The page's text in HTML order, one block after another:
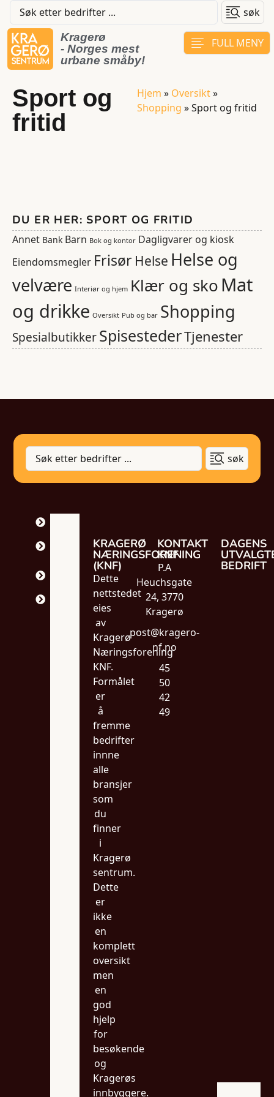
søk
Kragerø
- Norges mest
urbane småby!
FULL MENY
Hjem » Oversikt»
Shopping »Sport og fritid
Sport og
fritid
DU ER HER: SPORT OG FRITID
Annet Bank Barn Bok og kontor Dagligvarer og kiosk
Eiendomsmegler Frisør Helse Helse og
velvære Interiør og hjem Klær og skoMat
og drikke Oversikt Pub og bar Shopping
SpesialbutikkerSpisestederTjenester
søk
HELSE &
VELVÆRE
TJENESTER
KRAGERØ
NÆRINGSFORENING
(KNF)
Dette
nettstedet
eies
av
Kragerø
Næringsforening
KNF.
Formålet
er
å
fremme
bedrifter
innne
alle
bransjer
som
du
finner
i
Kragerø
sentrum.
Dette
er
ikke
en
komplett
oversikt
men
en
god
hjelp
for
besøkende
og
Kragerøs
innbyggere.
KONTAKT
KNF
P.A
Heuchsgate
24, 3770
Kragerø
post@kragero-
nf.no
45
50
42
49
DAGENS
BEDRIFT